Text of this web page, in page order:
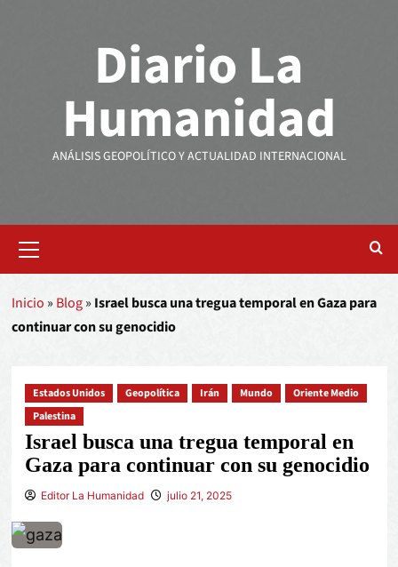
Diario La
Humanidad
ANÁLISIS GEOPOLÍTICO Y ACTUALIDAD INTERNACIONAL
Inicio » Blog» Israel busca una tregua temporal en Gaza para
continuar con su genocidio
Estados Unidos Geopolítica Irán Mundo
Oriente Medio
Palestina
Israel busca una tregua temporal en
Gaza para continuar con su genocidio
Editor La Humanidad julio 21, 2025